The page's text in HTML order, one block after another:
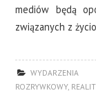
mediów będą
związanych z
WYDARZENIA
ROZRYWKOWY,